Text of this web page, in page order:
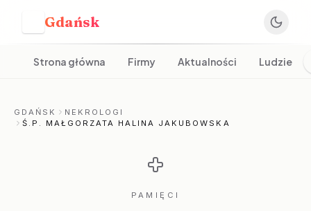
Gdańsk
Strona główna Firmy Aktualności Ludzie
GDAŃSK
NEKROLOGI
Ś.P. MAŁGORZATA HALINA JAKUBOWSKA
PAMIĘCI